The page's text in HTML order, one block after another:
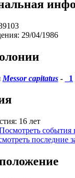
29/04/1986
Messor capitatus - _1
16 лет
события
последние